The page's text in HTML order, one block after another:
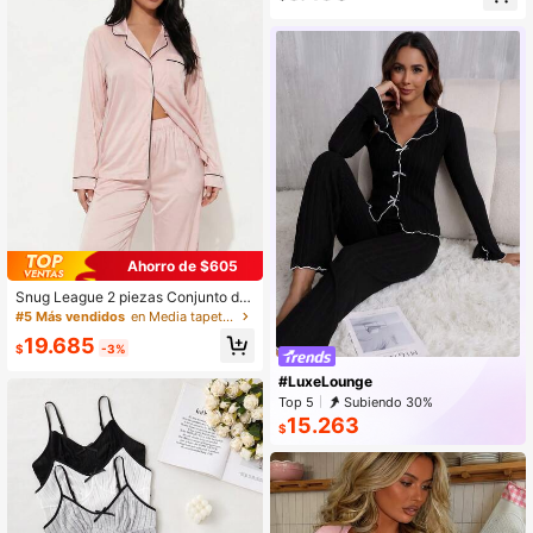
Ahorro de $605
Snug League 2 piezas Conjunto de
pijama de mujer con cuello entallad
o y manga larga - Ropa de dormir y
de estar en casa cómoda y casual
#5 Más vendidos en Media tapeta Ropa de estar por casa para mujer
$19.685 -3%
#LuxeLounge
Top 5 Subiendo 30%
$15.263